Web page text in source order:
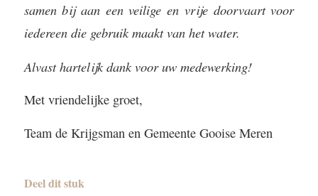
samen bij aan een veilige en vrije doorvaart voor
iedereen die gebruik maakt van het water.
Alvast hartelijk dank voor uw medewerking!
Met vriendelijke groet,
Team de Krijgsman en Gemeente Gooise Meren
Deel dit stuk